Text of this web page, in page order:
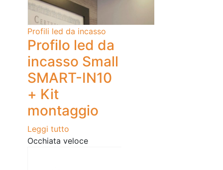
Profili led da incasso
Profilo led da
incasso Small
SMART-IN10
+ Kit
montaggio
Leggi tutto
Occhiata veloce